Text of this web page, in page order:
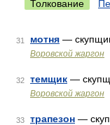
Толкование
31 мотня —
Воровской жаргон
32 темщик —
Воровской жаргон
33 трапезон —